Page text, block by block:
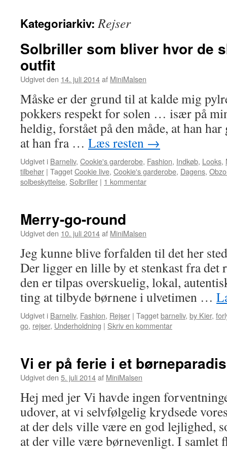
Kategoriarkiv:Rejser
Solbriller som bliver hvor de
outfit
Udgivet den 14. juli 2014af MiniMalsen
Måske er der grund til at kalde mig
pokkers respekt for solen … især på
heldig, forstået på den måde, at han
at han fra … Læs resten →
Udgivet i Barneliv, Cookie's garderobe, Fashion, Indkøb, Looks,
tilbehør | TaggetCookie live, Cookie's garderobe, Dagens,
solbeskyttelse, Solbriller | 1 kommentar
Merry-go-round
Udgivet den 10. juli 2014af MiniMalsen
Jeg kunne blive forfalden til det her
Der ligger en lille by et stenkast fra det
den er tilpas overskuelig, lokal,
ting at tilbyde børnene i ulvetimen …
Udgivet i Barneliv, Fashion, Rejser | Taggetbarneliv, by Kier,
go, rejser, Underholdning | Skriv en kommentar
Vi er på ferie i et børneparadis
Udgivet den 5. juli 2014af MiniMalsen
Hej med jer Vi havde ingen
udover, at vi selvfølgelig krydsede
at der dels ville være en god lejlighed,
at der ville være børnevenligt. I